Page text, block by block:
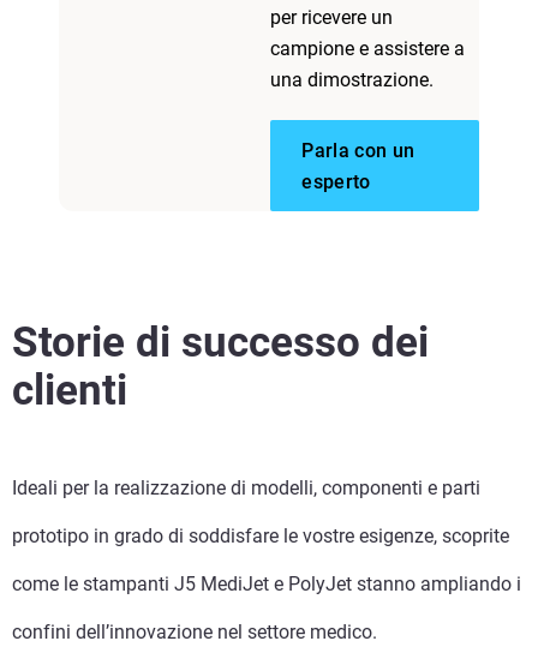
per ricevere un
campione e assistere a
una dimostrazione.
Parla con un
esperto
Storie di successo dei
clienti
Ideali per la realizzazione di modelli, componenti e parti
prototipo in grado di soddisfare le vostre esigenze, scoprite
come le stampanti J5 MediJet e PolyJet stanno ampliando i
confini dell’innovazione nel settore medico.